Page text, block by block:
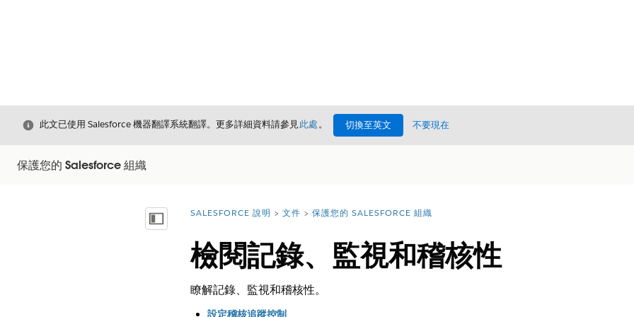
結束
此文已使用 Salesforce 機器翻譯系統翻譯。更多詳細資料請參見此處。 切換至英文 不要現在
保護您的 Salesforce 組織
顯示目錄 您位於此處：
SALESFORCE 說明 文件 保護您的 SALESFORCE 組織
檢閱記錄、監視和稽核性
瞭解記錄、監視和稽核性。
設定稽核追蹤控制